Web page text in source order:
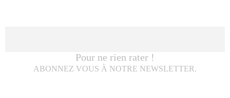
Pour ne rien rater !
ABONNEZ VOUS À NOTRE NEWSLETTER.